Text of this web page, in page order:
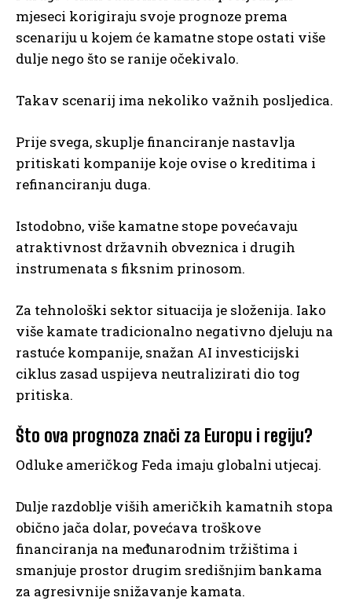
mjeseci korigiraju svoje prognoze prema
scenariju u kojem će kamatne stope ostati više
dulje nego što se ranije očekivalo.
Takav scenarij ima nekoliko važnih posljedica.
Prije svega, skuplje financiranje nastavlja
pritiskati kompanije koje ovise o kreditima i
refinanciranju duga.
Istodobno, više kamatne stope povećavaju
atraktivnost državnih obveznica i drugih
instrumenata s fiksnim prinosom.
Za tehnološki sektor situacija je složenija. Iako
više kamate tradicionalno negativno djeluju na
rastuće kompanije, snažan AI investicijski
ciklus zasad uspijeva neutralizirati dio tog
pritiska.
Što ova prognoza znači za Europu i regiju?
Odluke američkog Feda imaju globalni utjecaj.
Dulje razdoblje viših američkih kamatnih stopa
obično jača dolar, povećava troškove
financiranja na međunarodnim tržištima i
smanjuje prostor drugim središnjim bankama
za agresivnije snižavanje kamata.